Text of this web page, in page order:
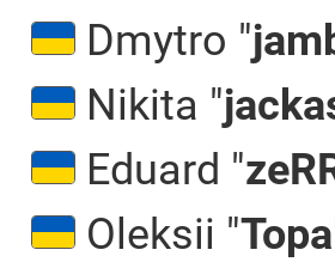
Dmytro "⁠
Nikita "⁠
Eduard "⁠
Oleksii "⁠Topa⁠